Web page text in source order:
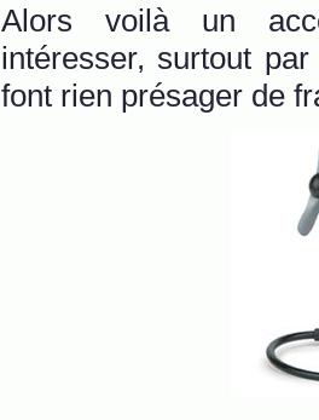
Alors voilà un
intéresser, surtout
font rien présager de